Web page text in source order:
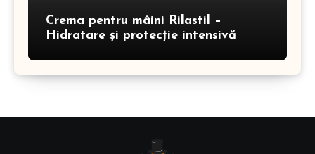
Crema pentru mâini Rilastil –
Hidratare și protecție intensivă